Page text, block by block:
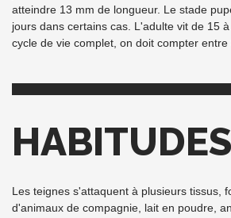
atteindre 13 mm de longueur. Le stade
jours dans certains cas. L'adulte vit de 15
cycle de vie complet, on doit compter entre
HABITUDES
Les teignes s'attaquent à plusieurs tissus,
d'animaux de compagnie, lait en poudre,